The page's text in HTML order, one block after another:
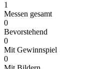
1
Messen gesamt
0
Bevorstehend
0
Mit Gewinnspiel
0